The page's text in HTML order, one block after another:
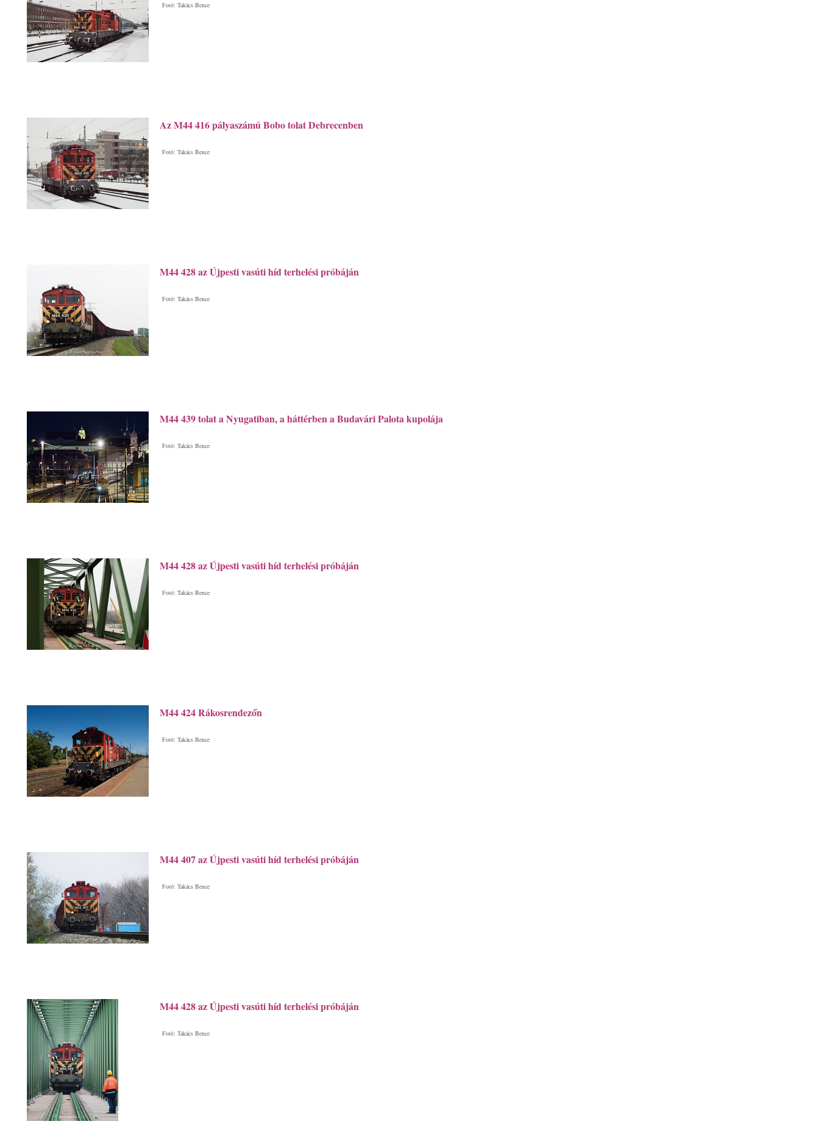
Fotó: Takács Bence
Az M44 416 pályaszámú Bobo tolat Debrecenben
Fotó: Takács Bence
M44 428 az Újpesti vasúti híd terhelési próbáján
Fotó: Takács Bence
M44 439 tolat a Nyugatiban, a háttérben a Budavári Palota kupolája
Fotó: Takács Bence
M44 428 az Újpesti vasúti híd terhelési próbáján
Fotó: Takács Bence
M44 424 Rákosrendezőn
Fotó: Takács Bence
M44 407 az Újpesti vasúti híd terhelési próbáján
Fotó: Takács Bence
M44 428 az Újpesti vasúti híd terhelési próbáján
Fotó: Takács Bence